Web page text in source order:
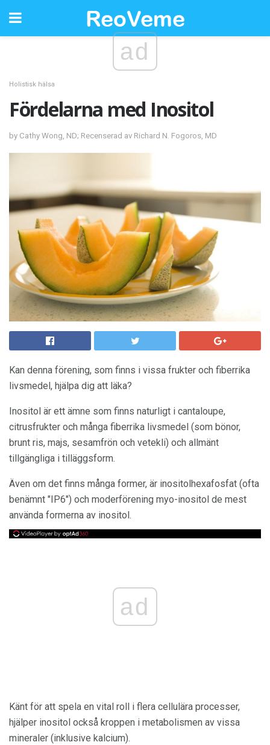
ad
Holistisk hälsa
Fördelarna med Inositol
by Cathy Wong, ND; Recenserad av Richard N. Fogoros, MD
Kan denna förening, som finns i vissa frukter och fiberrika
livsmedel, hjälpa dig att läka?
Inositol är ett ämne som finns naturligt i cantaloupe,
citrusfrukter och många fiberrika livsmedel (som bönor,
brunt ris, majs, sesamfrön och vetekli) och allmänt
tillgängliga i tilläggsform.
Även om det finns många former, är inositolhexafosfat (ofta
benämnt "IP6") och moderförening myo-inositol de mest
använda formerna av inositol.
ad
Känt för att spela en vital roll i flera cellulära processer,
hjälper inositol också kroppen i metabolismen av vissa
mineraler (inklusive kalcium).